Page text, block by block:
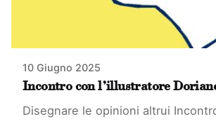
10 Giugno 2025
Incontro con l’illustratore
Disegnare le opinioni altrui